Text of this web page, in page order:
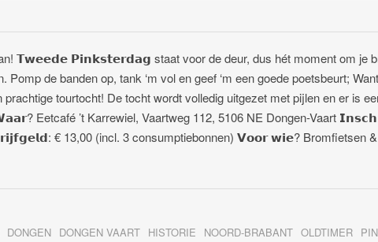
𝗧𝘄𝗲𝗲𝗱𝗲 𝗣𝗶𝗻𝗸𝘀𝘁𝗲𝗿𝗱𝗮𝗴 staat voor de deur, dus hét moment om je
Pomp de banden op, tank ‘m vol en geef ‘m een goede poetsbeurt;
tourtocht! De tocht wordt volledig uitgezet met pijlen en er is
Eetcafé ’t Karrewiel, Vaartweg 112, 5106 NE Dongen-Vaart
€ 13,00 (incl. 3 consumptiebonnen) 𝗩𝗼𝗼𝗿 𝘄𝗶𝗲? Bromfietsen
DONGEN DONGEN VAART HISTORIE NOORD-BRABANT OLDTIMER